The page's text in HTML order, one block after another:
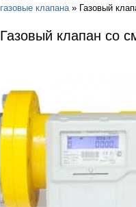
газовые клапана» Газовый
Газовый клапан со